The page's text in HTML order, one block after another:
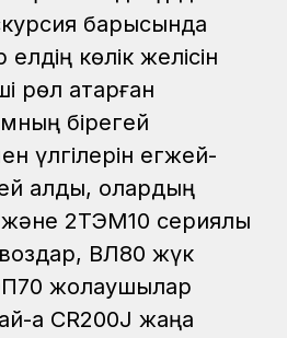
барысында
көлік желісін
атқарған
бірегей
үлгілерін егжей-
алды, олардың
2ТЭМ10 сериялы
ВЛ80 жүк
жолаушылар
ақ CR200J жаңа